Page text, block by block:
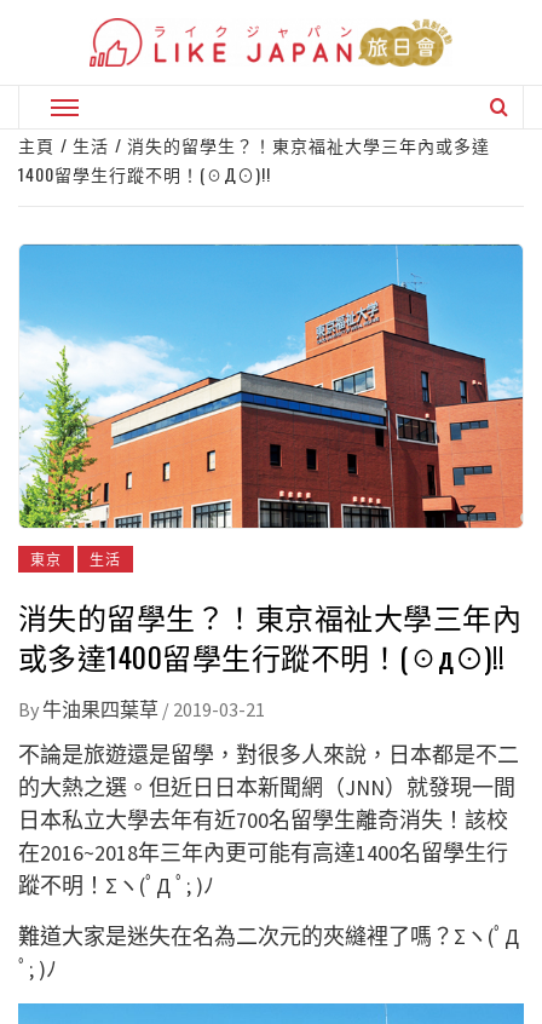
Primary
Menu
主頁 生活
消失的留學生？！東京福祉大學三年內或多達
1400留學生行蹤不明！(☉Д⊙)!!
東京 生活
消失的留學生？！東京福祉大學三年內
或多達1400留學生行蹤不明！(☉д⊙)!!
By牛油果四葉草 / 2019-03-21
不論是旅遊還是留學，對很多人來說，日本都是不二
的大熱之選。但近日日本新聞網（JNN）就發現一間
日本私立大學去年有近700名留學生離奇消失！該校
在2016~2018年三年內更可能有高達1400名留學生行
蹤不明！Σヽ(ﾟД ﾟ; )ﾉ
難道大家是迷失在名為二次元的夾縫裡了嗎？Σヽ(ﾟД
ﾟ; )ﾉ